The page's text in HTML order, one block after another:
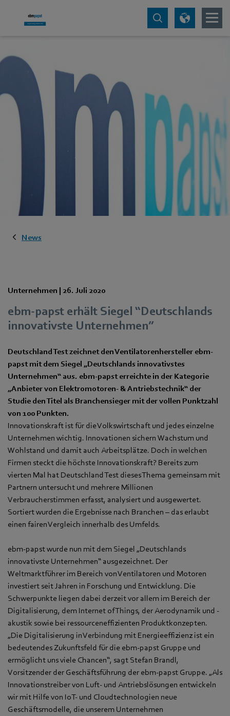
News
Unternehmen | 26. Juli 2020
ebm-papst erhält Siegel “Deutschlands
innovativste Unternehmen”
Deutschland Test zeichnet den Ventilatorenhersteller ebm-
papst mit dem Siegel „Deutschlands innovativstes
Unternehmen“ aus. ebm-papst erreichte in der Kategorie
„Anbieter von Elektromotoren- & Antriebstechnik“ der
Studie den Titel als Branchensieger mit der vollen Punktzahl
von 100 Punkten.
Innovationskraft ist für die Volkswirtschaft und jedes einzelne
Unternehmen wichtig. Innovationen sichern Wachstum und
Wohlstand und damit auch Arbeitsplätze. Doch in welchen
Firmen steckt die höchste Innovationskraft? Bereits zum
vierten Mal hat Deutschland Test dieses Thema gemeinsam mit
Partnern untersucht und mehrere Millionen
Verbraucherstimmen erfasst, analysiert und ausgewertet.
Sortiert wurden die Ergebnisse nach Branchen – das erlaubt
einen fairen Vergleich innerhalb des Umfelds.
ebm-papst wurde nun mit dem Siegel „Deutschlands
innovativste Unternehmen“ ausgezeichnet. Der
Weltmarktführer im Bereich von Ventilatoren und Motoren
investiert seit Jahren in Forschung und Entwicklung. Die
Schwerpunkte liegen dabei derzeit vor allem im Bereich der
Digitalisierung, dem Internet of Things, der Aerodynamik und -
akustik sowie bei ressourceneffizienten Produktkonzepten.
„Die Digitalisierung in Verbindung mit Energieeffizienz ist ein
bedeutendes Zukunftsfeld für die ebm-papst Gruppe und
ermöglicht uns viele Chancen“, sagt Stefan Brandl,
Vorsitzender der Geschäftsführung der ebm-papst Gruppe. „Als
Innovationstreiber von Luft- und Antriebslösungen entwickeln
wir mit Hilfe von IoT- und Cloudtechnologien neue
Geschäftsmodelle, die unserem Unternehmen